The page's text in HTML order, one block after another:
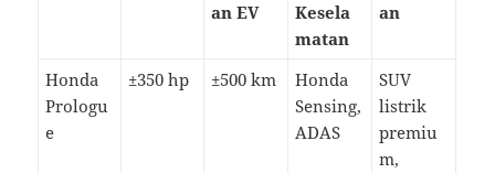
an EV
Kesela
matan
an
Honda
Prologu
e
±350 hp ±500 km
Honda
Sensing,
ADAS
SUV
listrik
premiu
m,